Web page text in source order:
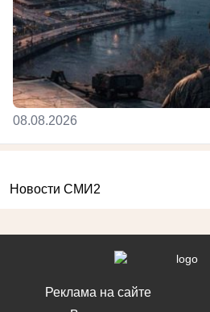
08.08.2026
Новости СМИ2
Реклама на сайте